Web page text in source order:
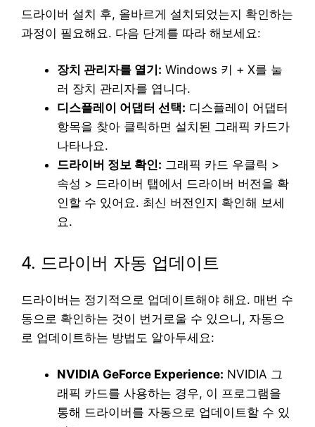
드라이버 설치 후, 올바르게 설치되었는지 확인하는
과정이 필요해요. 다음 단계를 따라 해보세요:
장치 관리자를 열기: Windows 키 + X를 눌
러 장치 관리자를 엽니다.
디스플레이 어댑터 선택: 디스플레이 어댑터
항목을 찾아 클릭하면 설치된 그래픽 카드가
나타나요.
드라이버 정보 확인: 그래픽 카드 우클릭 >
속성 > 드라이버 탭에서 드라이버 버전을 확
인할 수 있어요. 최신 버전인지 확인해 보세
요.
4. 드라이버 자동 업데이트
드라이버는 정기적으로 업데이트해야 해요. 매번 수
동으로 확인하는 것이 번거로울 수 있으니, 자동으
로 업데이트하는 방법도 알아두세요:
NVIDIA GeForce Experience: NVIDIA 그
래픽 카드를 사용하는 경우, 이 프로그램을
통해 드라이버를 자동으로 업데이트할 수 있